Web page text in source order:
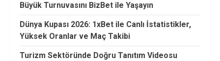
Büyük Turnuvasını BizBet ile Yaşayın
Dünya Kupası 2026: 1xBet ile Canlı İstatistikler,
Yüksek Oranlar ve Maç Takibi
Turizm Sektöründe Doğru Tanıtım Videosu